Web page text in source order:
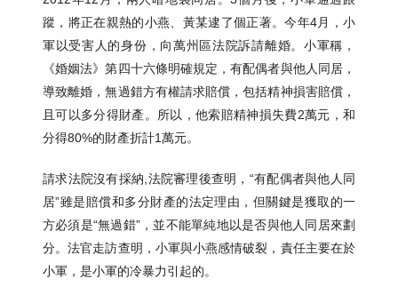
蹤，將正在親熱的小燕、黃某逮了個正著。今年4月，小
軍以受害人的身份，向萬州區法院訴請離婚。小軍稱，
《婚姻法》第四十六條明確規定，有配偶者與他人同居，
導致離婚，無過錯方有權請求賠償，包括精神損害賠償，
且可以多分得財產。所以，他索賠精神損失費2萬元，和
分得80%的財產折計1萬元。
請求法院沒有採納,法院審理後查明，“有配偶者與他人同
居”雖是賠償和多分財產的法定理由，但關鍵是獲取的一
方必須是“無過錯”，並不能單純地以是否與他人同居來劃
分。法官走訪查明，小軍與小燕感情破裂，責任主要在於
小軍，是小軍的冷暴力引起的。